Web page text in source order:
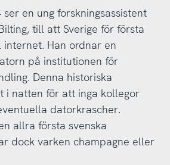
en ung forskningsassistent
till att Sverige för första
internet. Han ordnar en
på institutionen för
Denna historiska
i natten för att inga kollegor
datorkrascher.
allra första svenska
dock varken champagne eller